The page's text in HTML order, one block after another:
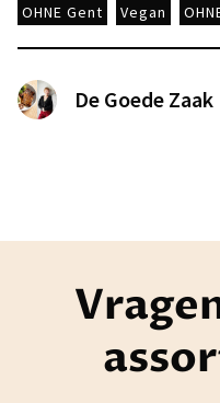
OHNE Gent Vegan
De Goede Zaak